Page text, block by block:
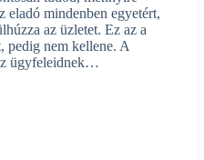
eladó mindenben egyetért,
az üzletet. Ez az a
pedig nem kellene. A
ügyfeleidnek…